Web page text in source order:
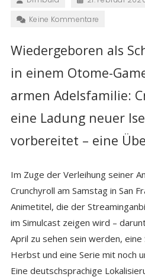
Keine Kommentare
Wiedergeboren als
in einem Otome-
armen Adelsfamilie:
eine Ladung neuer
vorbereitet – eine
Im Zuge der Verleihung seiner
Crunchyroll am Samstag in San
Animetitel, die der
im Simulcast zeigen wird –
April zu sehen sein werden,
Herbst und eine Serie mit noch
Eine deutschsprachige